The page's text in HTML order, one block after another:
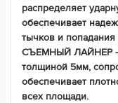
распределяет
обеспечивает
тычков и
СЪЕМНЫЙ ЛАЙНЕР -
толщиной 5мм,
обеспечивает
всех площади.